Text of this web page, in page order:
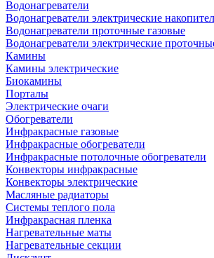
Водонагреватели
Водонагреватели электрические
Водонагреватели проточные газовые
Водонагреватели электрические
Камины
Камины электрические
Биокамины
Порталы
Электрические очаги
Обогреватели
Инфракрасные газовые
Инфракрасные обогреватели
Инфракрасные потолочные обогреватели
Конвекторы инфракрасные
Конвекторы электрические
Масляные радиаторы
Системы теплого пола
Инфракрасная пленка
Нагревательные маты
Нагревательные секции